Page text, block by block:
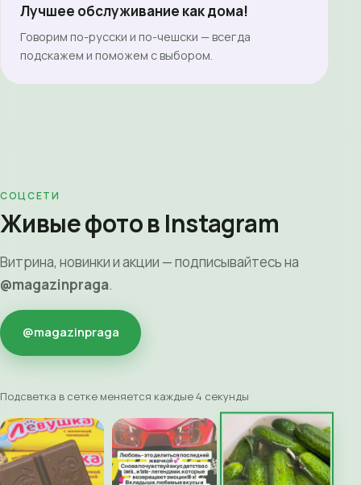
Лучшее обслуживание как дома!
Говорим по-русски и по-чешски — всегда
подскажем и поможем с выбором.
СОЦСЕТИ
Живые фото в Instagram
Витрина, новинки и акции — подписывайтесь на
@magazinpraga.
@magazinpraga
Подсветка в сетке меняется каждые 4 секунды